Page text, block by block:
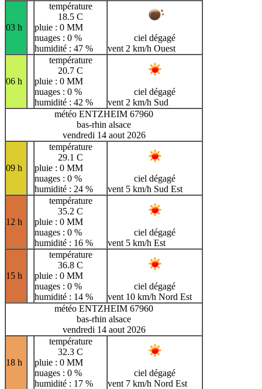
03 h
température
18.5 C
pluie : 0 MM
nuages : 0 %
humidité : 47 %
ciel dégagé
vent 2 km/h Ouest
06 h
température
20.7 C
pluie : 0 MM
nuages : 0 %
humidité : 42 %
ciel dégagé
vent 2 km/h Sud
météo ENTZHEIM 67960
bas-rhin alsace
vendredi 14 aout 2026
09 h
température
29.1 C
pluie : 0 MM
nuages : 0 %
humidité : 24 %
ciel dégagé
vent 5 km/h Sud Est
12 h
température
35.2 C
pluie : 0 MM
nuages : 0 %
humidité : 16 %
ciel dégagé
vent 5 km/h Est
15 h
température
36.8 C
pluie : 0 MM
nuages : 0 %
humidité : 14 %
ciel dégagé
vent 10 km/h Nord Est
météo ENTZHEIM 67960
bas-rhin alsace
vendredi 14 aout 2026
18 h
température
32.3 C
pluie : 0 MM
nuages : 0 %
humidité : 17 %
ciel dégagé
vent 7 km/h Nord Est